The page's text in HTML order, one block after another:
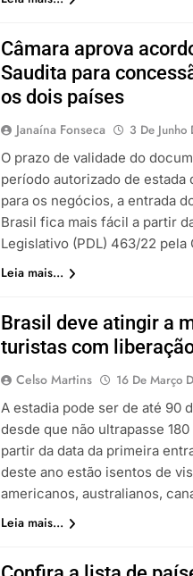
Câmara aprova
Saudita para
os dois países
Janaína Fonseca 3 De
O prazo de validade do
período autorizado de estada
para os negócios, a entrada
Brasil fica mais fácil a partir
Legislativo (PDL) 463/22 pela
Leia mais...
Brasil deve atingir a
turistas com
Celso Martins 16 De Março
A estadia pode ser de até 90
desde que não ultrapasse
partir da data da primeira
deste ano estão isentos de
americanos, australianos,
Leia mais...